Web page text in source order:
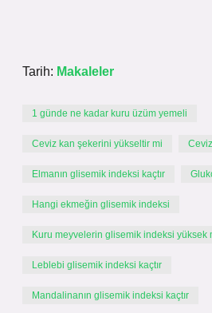
Tarih: Makaleler
1 günde ne kadar kuru üzüm yemeli
Ceviz kan şekerini yükseltir mi
Elmanın glisemik indeksi kaçtır
Hangi ekmeğin glisemik indeksi
Kuru meyvelerin glisemik indeksi yüksek
Leblebi glisemik indeksi kaçtır
Mandalinanın glisemik indeksi kaçtır